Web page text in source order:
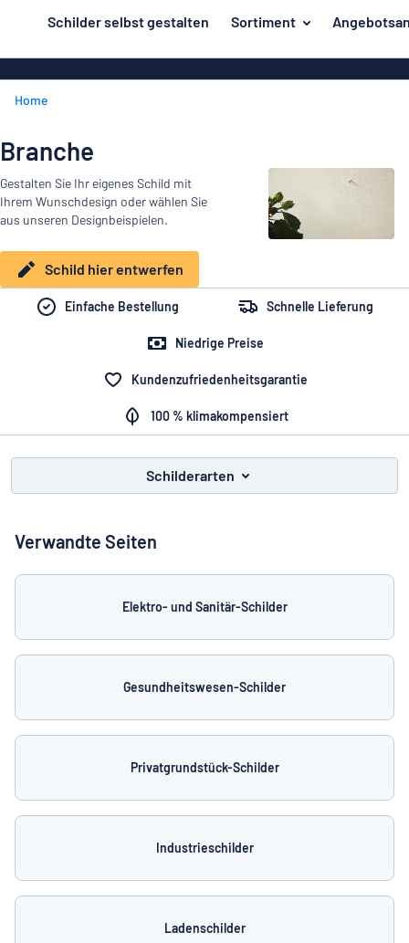
springen
Schilder selbst gestalten Sortiment
Herstellung
Haus und Heim
Kennzeichnung
Namensschilder
Aufkleber
Verkehr und Fahrzeuge
Holzschilder
Aufkleber
Unsere
Bestseller
Material
Herstellung
Haus
und
Heim
Namensschilder
Alle Kategorien anzeigen
Kundenservice
zum
entwerfen
Home
Branche
Gestalten Sie Ihr eigenes Schild mit
Ihrem Wunschdesign oder wählen Sie
aus unseren Designbeispielen.
Schild hier entwerfen
Einfache Bestellung Schnelle Lieferung
Niedrige Preise
Kundenzufriedenheitsgarantie
100 % klimakompensiert
Schilderarten
Verwandte Seiten
Elektro- und Sanitär-Schilder
Gesundheitswesen-Schilder
Privatgrundstück-Schilder
Industrieschilder
Ladenschilder